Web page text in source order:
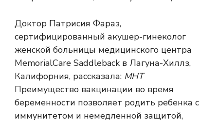
Доктор Патрисия Фараз,
сертифицированный акушер-гинеколог
женской больницы медицинского центра
MemorialCare Saddleback в Лагуна-Хиллз,
Калифорния, рассказала: МНТ
Преимущество вакцинации во время
беременности позволяет родить ребенка с
иммунитетом и немедленной защитой,